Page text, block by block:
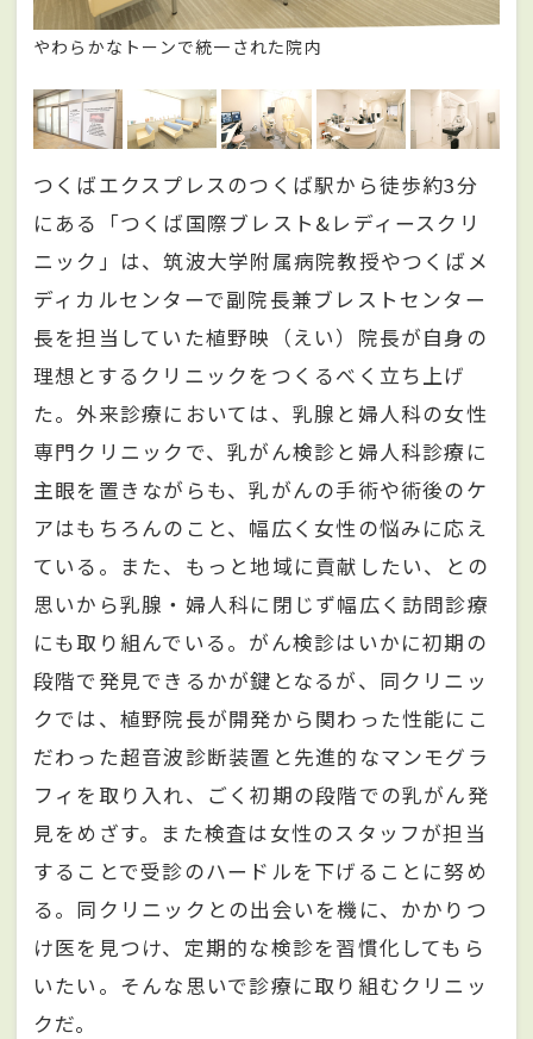
やわらかなトーンで統一された院内
つくばエクスプレスのつくば駅から徒歩約3分
にある「つくば国際ブレスト&レディースクリ
ニック」は、筑波大学附属病院教授やつくばメ
ディカルセンターで副院長兼ブレストセンター
長を担当していた植野映（えい）院長が自身の
理想とするクリニックをつくるべく立ち上げ
た。外来診療においては、乳腺と婦人科の女性
専門クリニックで、乳がん検診と婦人科診療に
主眼を置きながらも、乳がんの手術や術後のケ
アはもちろんのこと、幅広く女性の悩みに応え
ている。また、もっと地域に貢献したい、との
思いから乳腺・婦人科に閉じず幅広く訪問診療
にも取り組んでいる。がん検診はいかに初期の
段階で発見できるかが鍵となるが、同クリニッ
クでは、植野院長が開発から関わった性能にこ
だわった超音波診断装置と先進的なマンモグラ
フィを取り入れ、ごく初期の段階での乳がん発
見をめざす。また検査は女性のスタッフが担当
することで受診のハードルを下げることに努め
る。同クリニックとの出会いを機に、かかりつ
け医を見つけ、定期的な検診を習慣化してもら
いたい。そんな思いで診療に取り組むクリニッ
クだ。